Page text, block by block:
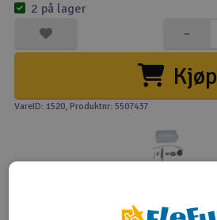
Modelbygg og byggesæt
Modeljernbane
Motor & tilbehør
Kjøp
-
2 på lager
VareID: 1520, Produktnr: 5507437
Tip din ven